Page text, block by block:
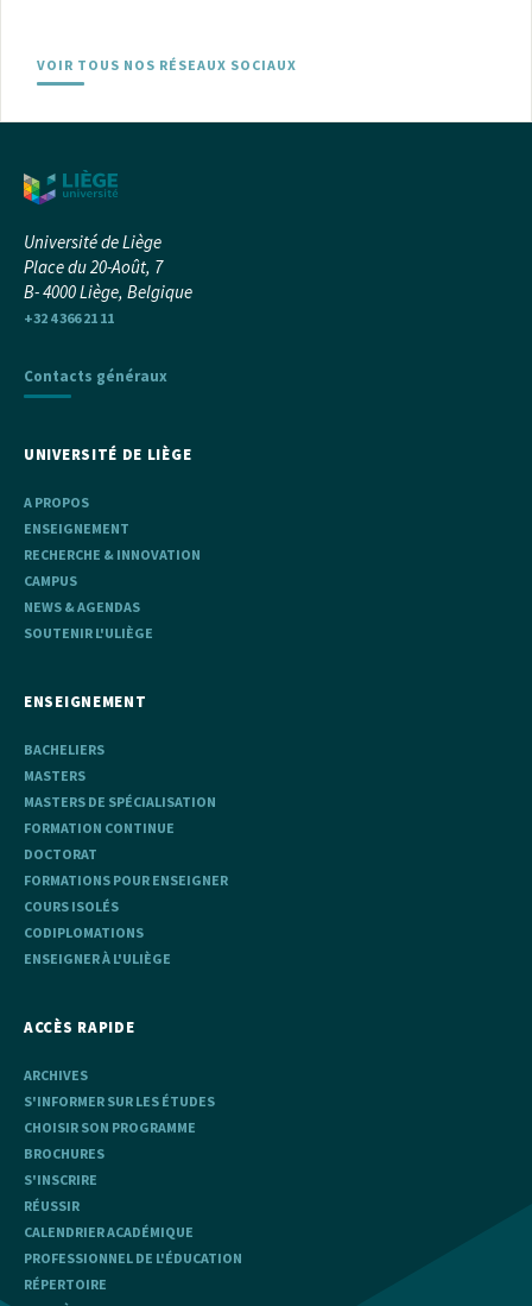
VOIR TOUS NOS RÉSEAUX SOCIAUX
Université de Liège
Place du 20-Août, 7
B- 4000 Liège, Belgique
+32 4 366 21 11
Contacts généraux
UNIVERSITÉ DE LIÈGE
A PROPOS
ENSEIGNEMENT
RECHERCHE & INNOVATION
CAMPUS
NEWS & AGENDAS
SOUTENIR L'ULIÈGE
ENSEIGNEMENT
BACHELIERS
MASTERS
MASTERS DE SPÉCIALISATION
FORMATION CONTINUE
DOCTORAT
FORMATIONS POUR ENSEIGNER
COURS ISOLÉS
CODIPLOMATIONS
ENSEIGNER À L'ULIÈGE
ACCÈS RAPIDE
ARCHIVES
S'INFORMER SUR LES ÉTUDES
CHOISIR SON PROGRAMME
BROCHURES
S'INSCRIRE
RÉUSSIR
CALENDRIER ACADÉMIQUE
PROFESSIONNEL DE L'ÉDUCATION
RÉPERTOIRE